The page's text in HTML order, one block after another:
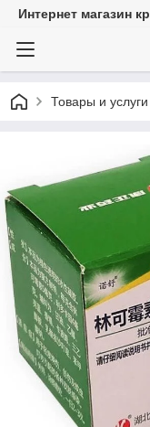
Интернет магазин
Товары и услуги